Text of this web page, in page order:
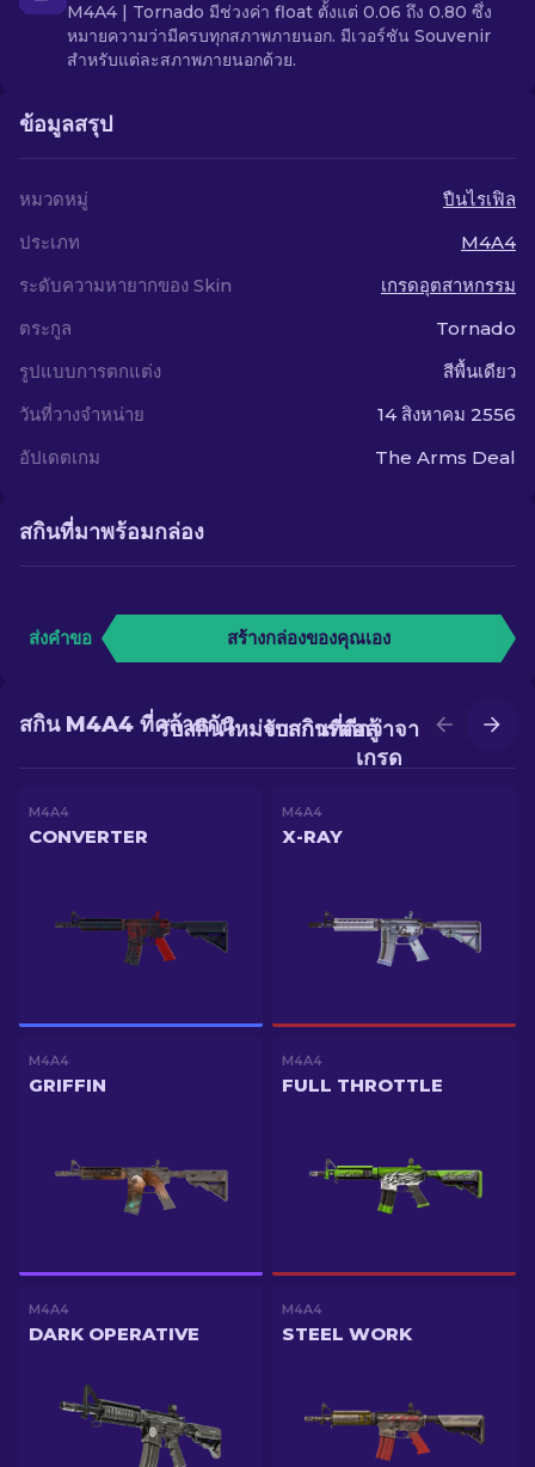
M4A4 | Tornado มีช่วงค่า float ตั้งแต่ 0.06 ถึง 0.80 ซึ่ง
หมายความว่ามีครบทุกสภาพภายนอก. มีเวอร์ชัน Souvenir
สำหรับแต่ละสภาพภายนอกด้วย.
ข้อมูลสรุป
หมวดหมู่
ปืนไรเฟิล
ประเภท
M4A4
ระดับความหายากของ Skin
เกรดอุตสาหกรรม
ตระกูล
Tornado
รูปแบบการตกแต่ง
สีพื้นเดียว
วันที่วางจำหน่าย
14 สิงหาคม 2556
อัปเดตเกม
The Arms Deal
สกินที่มาพร้อมกล่อง
ส่งคำขอ สร้างกล่องของคุณเอง
รับสกินที่ดีกว่าจากการอัป
เกรด
รับสกินใหม่จากการต่อสู้
สกิน M4A4 ที่คล้ายกัน
M4A4
CONVERTER
M4A4
X-RAY
M4A4
GRIFFIN
M4A4
FULL THROTTLE
M4A4
DARK OPERATIVE
M4A4
STEEL WORK